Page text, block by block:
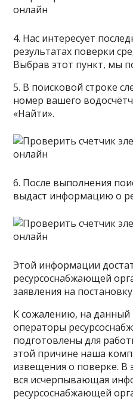
4. Нас интересует
результатах поверки
Выбрав этот пункт, мы
5. В поисковой строке
номер вашего
«Найти».
6. После выполнения
выдаст информацию о
Этой информации
ресурсоснабжающей
заявления на
К сожалению, на
операторы
подготовлены для
этой причине наша
извещения о поверке. В
вся исчерпывающая
ресурсоснабжающей